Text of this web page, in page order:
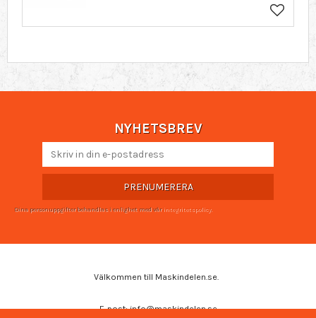
Lägg till
NYHETSBREV
PRENUMERERA
Dina personuppgifter behandlas i enlighet med vår integritetspolicy.
Välkommen till Maskindelen.se.
E-post: info@maskindelen.se